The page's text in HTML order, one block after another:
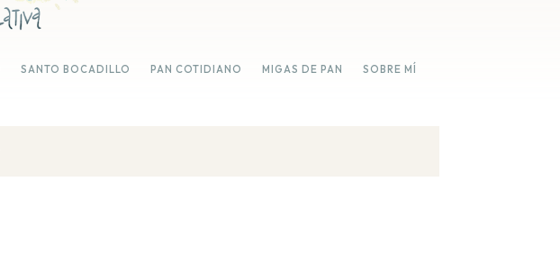
SANTO BOCADILLO PAN COTIDIANO MIGAS DE PAN SOBRE MÍ